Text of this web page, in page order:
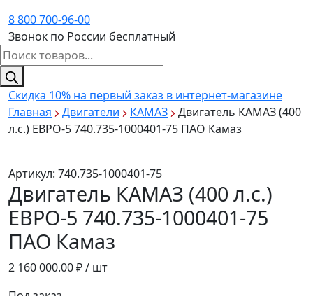
8 800 700-96-00
Звонок по России бесплатный
Поиск
товаров
Скидка 10% на первый заказ в интернет-магазине
Главная
Двигатели КАМАЗ
Двигатель КАМАЗ (400
л.с.) ЕВРО-5 740.735-1000401-75 ПАО Камаз
Артикул: 740.735-1000401-75
Двигатель КАМАЗ (400 л.с.)
ЕВРО-5 740.735-1000401-75
ПАО Камаз
2 160 000.00₽ / шт